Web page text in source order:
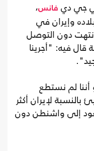
جي دي فانس،
وإيران في
انتهت دون التوصل
فيه: "أجرينا
لم نستطع
لإيران أكثر
إلى واشنطن دون